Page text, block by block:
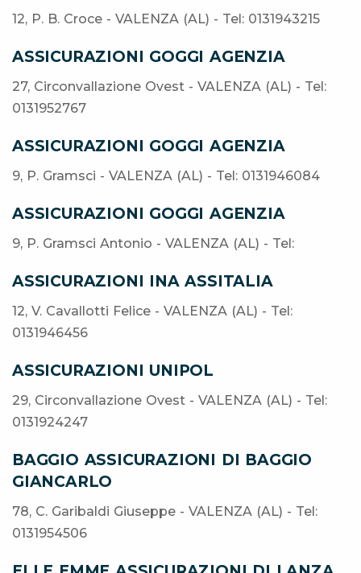
12, P. B. Croce - VALENZA (AL) - Tel: 0131943215
ASSICURAZIONI GOGGI AGENZIA
27, Circonvallazione Ovest - VALENZA (AL) - Tel:
0131952767
ASSICURAZIONI GOGGI AGENZIA
9, P. Gramsci - VALENZA (AL) - Tel: 0131946084
ASSICURAZIONI GOGGI AGENZIA
9, P. Gramsci Antonio - VALENZA (AL) - Tel:
ASSICURAZIONI INA ASSITALIA
12, V. Cavallotti Felice - VALENZA (AL) - Tel:
0131946456
ASSICURAZIONI UNIPOL
29, Circonvallazione Ovest - VALENZA (AL) - Tel:
0131924247
BAGGIO ASSICURAZIONI DI BAGGIO
GIANCARLO
78, C. Garibaldi Giuseppe - VALENZA (AL) - Tel:
0131954506